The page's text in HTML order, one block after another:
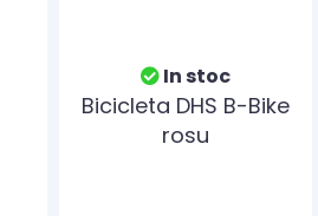
In stoc
Bicicleta DHS B-Bike
rosu